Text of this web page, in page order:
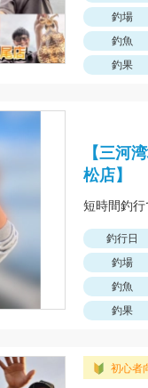
釣場
釣魚
釣果
【三河
松店】
短時間釣行
釣行日
釣場
釣魚
釣果
初心者